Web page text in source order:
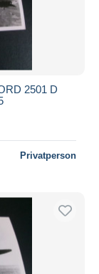
2501 D
Privatperson